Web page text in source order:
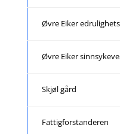
Øvre Eiker
Øvre Eiker
Skjøl gård
Fattigforstanderen